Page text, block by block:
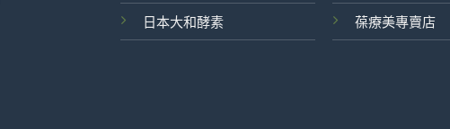
日本大和酵素 葆療美專賣店